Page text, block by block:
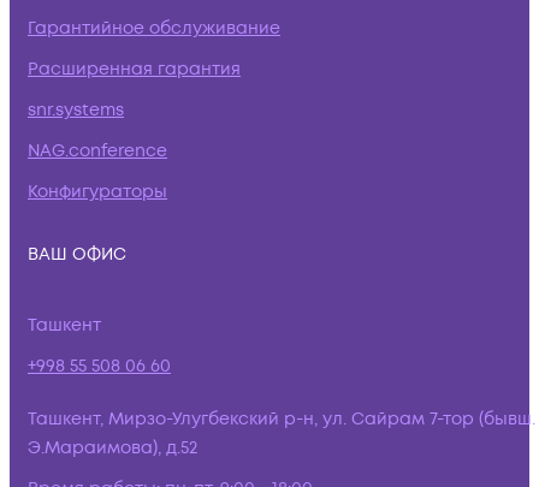
Гарантийное обслуживание
Расширенная гарантия
snr.systems
NAG.conference
Конфигураторы
ВАШ ОФИС
Ташкент
+998 55 508 06 60
Ташкент, Мирзо-Улугбекский р-н, ул. Сайрам 7-тор (бывш.
Э.Мараимова), д.52